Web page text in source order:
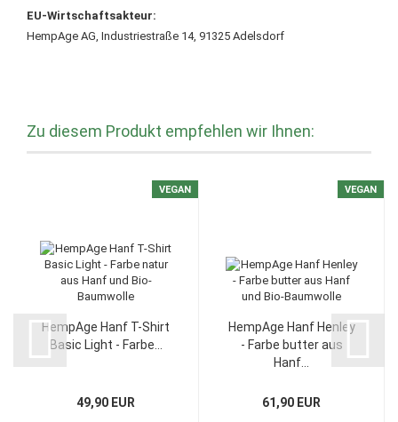
EU-Wirtschaftsakteur:
HempAge AG, Industriestraße 14, 91325 Adelsdorf
Zu diesem Produkt empfehlen wir Ihnen:
VEGAN
HempAge Hanf T-Shirt
Basic Light - Farbe...
49,90 EUR
VEGAN
HempAge Hanf Henley
- Farbe butter aus
Hanf...
61,90 EUR